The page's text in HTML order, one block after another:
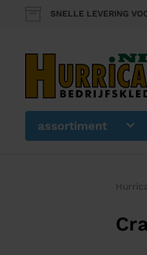
SNELLE LEVERING
assortiment